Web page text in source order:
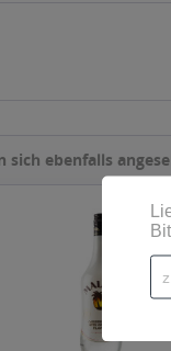
sich ebenfalls